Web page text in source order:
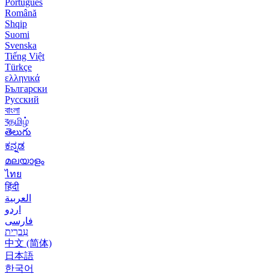
Română
Shqip
Suomi
Svenska
Tiếng Việt
Türkçe
ελληνικά
Български
Русский
বাংলা
বதமிழ்
తెలుగు
ಕನ್ನಡ
മലയാളം
ไทย
हिंदी
العربية
اردو
فارسی
עִברִית
中文 (简体)
日本語
한국어